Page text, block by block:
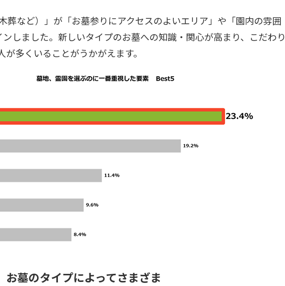
葬など）」が「お墓参りにアクセスのよいエリア」や「園内の雰囲
しました。新しいタイプのお墓への知識・関心が高まり、こだわり
多くいることがうかがえます。
墓のタイプによってさまざま